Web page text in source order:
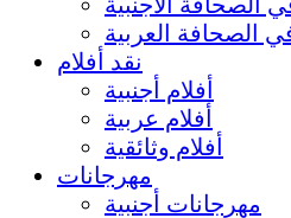
الصحافة العربية
نقد أفلام
أفلام أجنبية
أفلام عربية
أفلام وثائقية
مهرجانات
مهرجانات أجنبية